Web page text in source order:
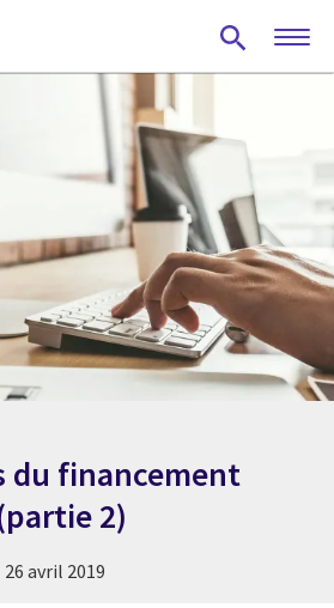
du financement
2)
26 avril 2019